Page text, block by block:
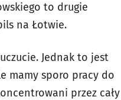
to drugie
na Łotwie.
Jednak to jest
mamy sporo pracy do
przez cały